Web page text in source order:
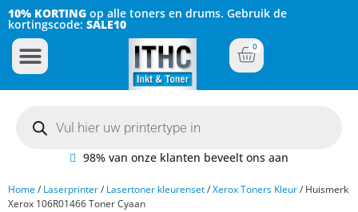
10% KORTING op alle toners en drums. Gebruik de
kortingscode: SALE10
0
98% van onze klanten beveelt ons aan
Home/ Laserprinter/ Lasertoner kleurenset/Xerox Toners Kleur/ Huismerk
Xerox 106R01466 Toner Cyaan